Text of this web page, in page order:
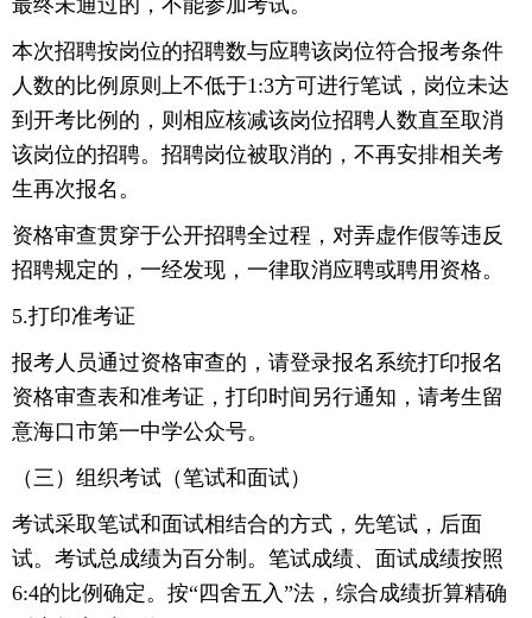
最终未通过的，不能参加考试。
本次招聘按岗位的招聘数与应聘该岗位符合报考条件
人数的比例原则上不低于1:3方可进行笔试，岗位未达
到开考比例的，则相应核减该岗位招聘人数直至取消
该岗位的招聘。招聘岗位被取消的，不再安排相关考
生再次报名。
资格审查贯穿于公开招聘全过程，对弄虚作假等违反
招聘规定的，一经发现，一律取消应聘或聘用资格。
5.打印准考证
报考人员通过资格审查的，请登录报名系统打印报名
资格审查表和准考证，打印时间另行通知，请考生留
意海口市第一中学公众号。
（三）组织考试（笔试和面试）
考试采取笔试和面试相结合的方式，先笔试，后面
试。考试总成绩为百分制。笔试成绩、面试成绩按照
6:4的比例确定。按“四舍五入”法，综合成绩折算精确